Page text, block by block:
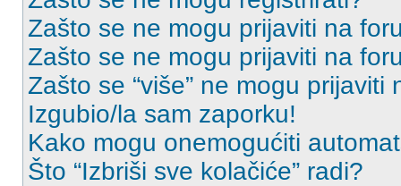
Zašto se ne mogu prijaviti na
Zašto se ne mogu prijaviti na
Zašto se “više” ne mogu prijaviti
Izgubio/la sam zaporku!
Kako mogu onemogućiti
Što “Izbriši sve kolačiće” radi?